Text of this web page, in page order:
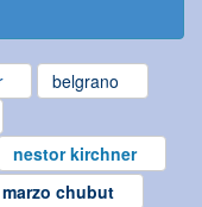
belgrano
nestor kirchner
chubut